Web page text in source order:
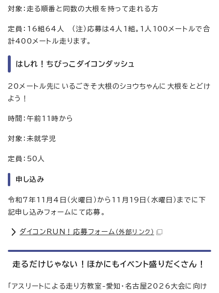
対象：走る順番と同数の大根を持って走れる方
定員：16組64人 （注）応募は4人1組。1人100メートルで合
計400メートル走ります。
はしれ！ちびっこダイコンダッシュ
20メートル先にいるごきそ大根のショウちゃんに大根をとどけ
よう！
時間：午前11時から
対象：未就学児
定員：50人
申し込み
令和7年11月4日（火曜日）から11月19日（水曜日）までに下
記申し込みフォームにて応募。
ダイコンRUN！応募フォーム （外部リンク）
走るだけじゃない！ほかにもイベント盛りだくさん！
「アスリートによる走り方教室-愛知・名古屋2026大会に向け